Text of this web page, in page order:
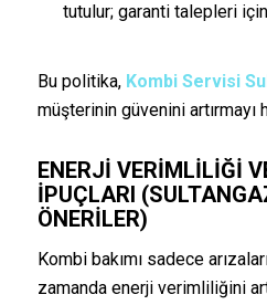
tutulur; garanti talepleri
Bu politika, Kombi Servisi
müşterinin güvenini artırmayı
ENERJI VERIMLILIĞI
İPUÇLARI
ÖNERILER)
Kombi bakımı sadece
zamanda enerji verimliliğini